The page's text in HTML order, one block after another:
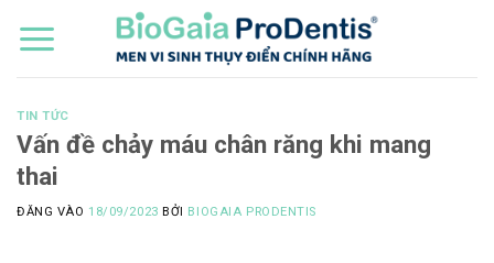
qua
TIN TỨC
Vấn đề chảy máu chân răng khi mang
thai
ĐĂNG VÀO 18/09/2023 BỞI BIOGAIA PRODENTIS